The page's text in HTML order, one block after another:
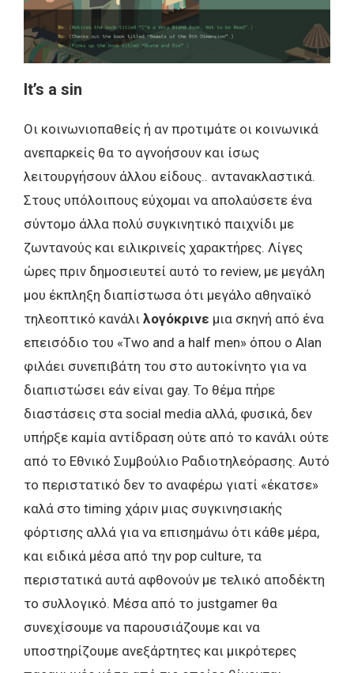
It’s a sin
Οι κοινωνιοπαθείς ή αν προτιμάτε οι κοινωνικά
ανεπαρκείς θα το αγνοήσουν και ίσως
λειτουργήσουν άλλου είδους.. αντανακλαστικά.
Στους υπόλοιπους εύχομαι να απολαύσετε ένα
σύντομο άλλα πολύ συγκινητικό παιχνίδι με
ζωντανούς και ειλικρινείς χαρακτήρες. Λίγες
ώρες πριν δημοσιευτεί αυτό το review, με μεγάλη
μου έκπληξη διαπίστωσα ότι μεγάλο αθηναϊκό
τηλεοπτικό κανάλι λογόκρινε μια σκηνή από ένα
επεισόδιο του «Two and a half men» όπου ο Alan
φιλάει συνεπιβάτη του στο αυτοκίνητο για να
διαπιστώσει εάν είναι gay. Το θέμα πήρε
διαστάσεις στα social media αλλά, φυσικά, δεν
υπήρξε καμία αντίδραση ούτε από το κανάλι ούτε
από το Εθνικό Συμβούλιο Ραδιοτηλεόρασης. Αυτό
το περιστατικό δεν το αναφέρω γιατί «έκατσε»
καλά στο timing χάριν μιας συγκινησιακής
φόρτισης αλλά για να επισημάνω ότι κάθε μέρα,
και ειδικά μέσα από την pop culture, τα
περιστατικά αυτά αφθονούν με τελικό αποδέκτη
το συλλογικό. Μέσα από το justgamer θα
συνεχίσουμε να παρουσιάζουμε και να
υποστηρίζουμε ανεξάρτητες και μικρότερες